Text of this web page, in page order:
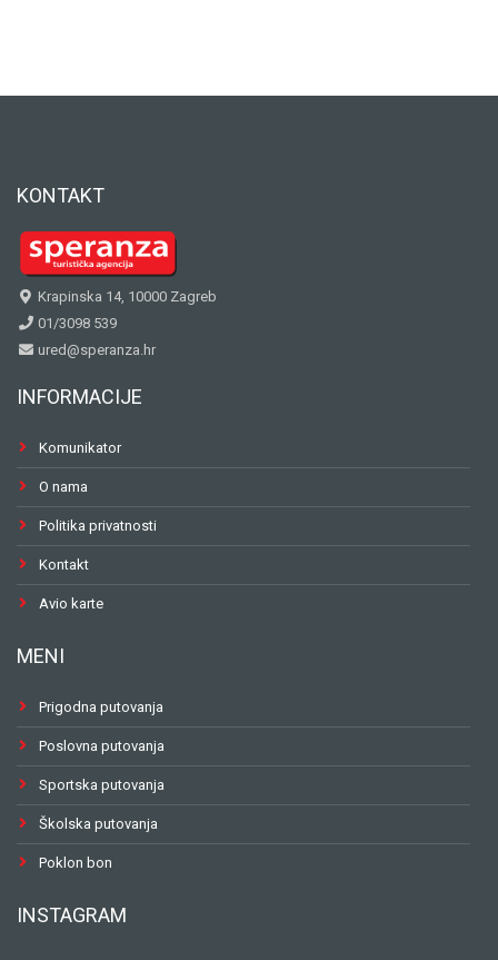
KONTAKT
Krapinska 14, 10000 Zagreb
01/3098 539
ured@speranza.hr
INFORMACIJE
Komunikator
O nama
Politika privatnosti
Kontakt
Avio karte
MENI
Prigodna putovanja
Poslovna putovanja
Sportska putovanja
Školska putovanja
Poklon bon
INSTAGRAM